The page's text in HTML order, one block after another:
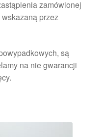
zamówionej
przez
są
na nie gwarancji